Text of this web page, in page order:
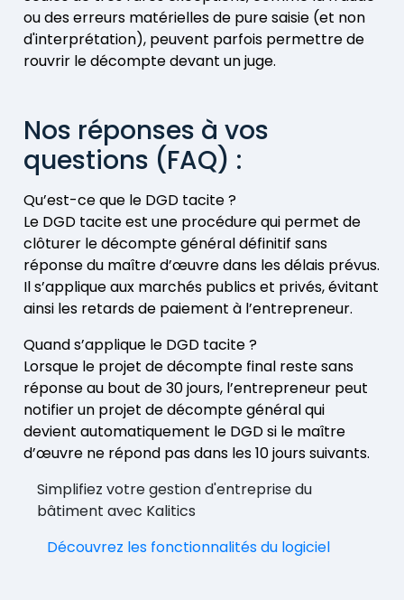
ou des erreurs matérielles de pure saisie (et non
d'interprétation), peuvent parfois permettre de
rouvrir le décompte devant un juge.
Nos réponses à vos
questions (FAQ) :
Qu’est-ce que le DGD tacite ?
Le DGD tacite est une procédure qui permet de
clôturer le décompte général définitif sans
réponse du maître d’œuvre dans les délais prévus.
Il s’applique aux marchés publics et privés, évitant
ainsi les retards de paiement à l’entrepreneur.
Quand s’applique le DGD tacite ?
Lorsque le projet de décompte final reste sans
réponse au bout de 30 jours, l’entrepreneur peut
notifier un projet de décompte général qui
devient automatiquement le DGD si le maître
d’œuvre ne répond pas dans les 10 jours suivants.
Simplifiez votre gestion d'entreprise du
bâtiment avec Kalitics
Découvrez les fonctionnalités du logiciel